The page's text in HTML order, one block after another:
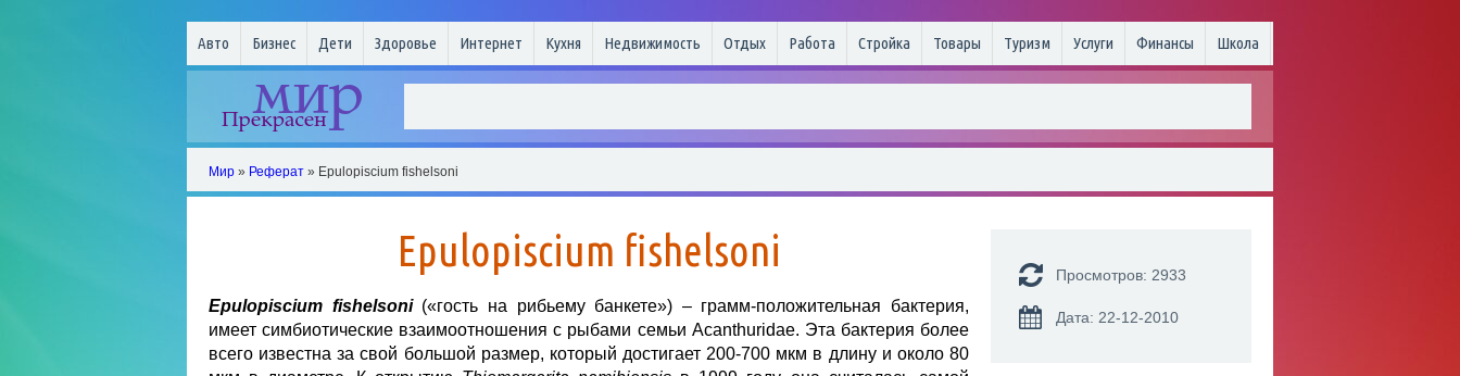
Авто Бизнес Дети Здоровье Интернет Кухня Недвижимость Отдых Работа Стройка Товары Туризм Услуги Финансы Школа
Мир » Реферат » Epulopiscium fishelsoni
Epulopiscium fishelsoni
Epulopiscium fishelsoni(«гость на рибьему банкете») – грамм-положительная бактерия,
имеет симбиотические взаимоотношения с рыбами семьи Acanthuridae. Эта бактерия более
всего известна за свой большой размер, который достигает 200-700 мкм в длину и около 80
Просмотров: 2933
Дата: 22-12-2010